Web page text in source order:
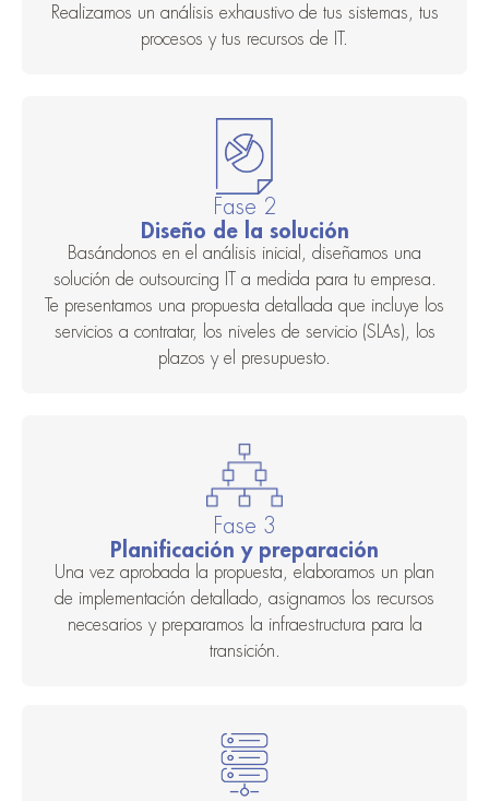
Realizamos un análisis exhaustivo de tus sistemas, tus
procesos y tus recursos de IT.
Fase 2
Diseño de la solución
Basándonos en el análisis inicial, diseñamos una
solución de outsourcing IT a medida para tu empresa.
Te presentamos una propuesta detallada que incluye los
servicios a contratar, los niveles de servicio (SLAs), los
plazos y el presupuesto.
Fase 3
Planificación y preparación
Una vez aprobada la propuesta, elaboramos un plan
de implementación detallado, asignamos los recursos
necesarios y preparamos la infraestructura para la
transición.